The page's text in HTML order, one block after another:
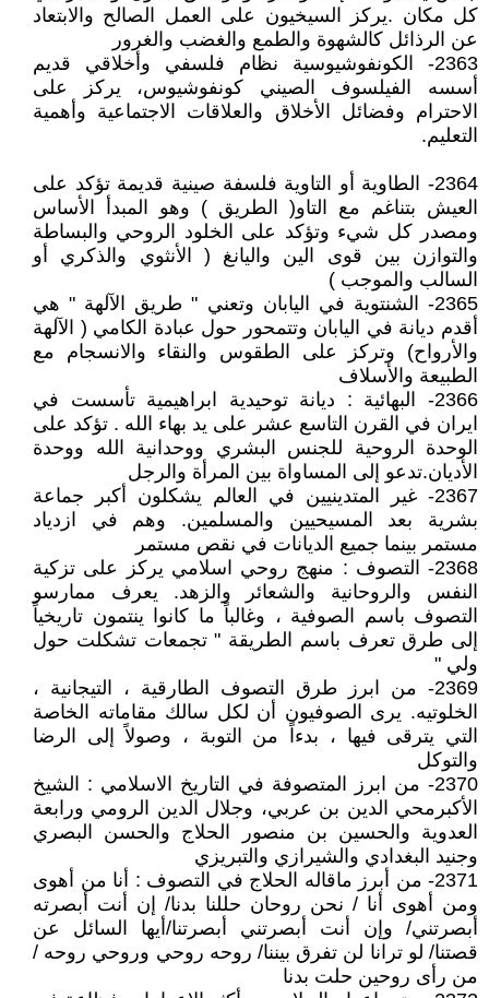
كل مكان .يركز السيخيون على العمل الصالح والابتعاد
عن الرذائل كالشهوة والطمع والغضب والغرور
2363- الكونفوشيوسية نظام فلسفي وأخلاقي قديم
أسسه الفيلسوف الصيني كونفوشيوس، يركز على
الاحترام وفضائل الأخلاق والعلاقات الاجتماعية وأهمية
التعليم.
2364- الطاوية أو التاوية فلسفة صينية قديمة تؤكد على
العيش بتناغم مع التاو( الطريق ) وهو المبدأ الأساس
ومصدر كل شيء وتؤكد على الخلود الروحي والبساطة
والتوازن بين قوى الين واليانغ ( الأنثوي والذكري أو
السالب والموجب )
2365- الشنتوية في اليابان وتعني " طريق الآلهة " هي
أقدم ديانة في اليابان وتتمحور حول عبادة الكامي ( الآلهة
والأرواح) وتركز على الطقوس والنقاء والانسجام مع
الطبيعة والأسلاف
2366- البهائية : ديانة توحيدية ابراهيمية تأسست في
ايران في القرن التاسع عشر على يد بهاء الله . تؤكد على
الوحدة الروحية للجنس البشري ووحدانية الله ووحدة
الأديان.تدعو إلى المساواة بين المرأة والرجل
2367- غير المتدينيين في العالم يشكلون أكبر جماعة
بشرية بعد المسيحيين والمسلمين. وهم في ازدياد
مستمر بينما جميع الديانات في نقص مستمر
2368- التصوف : منهج روحي اسلامي يركز على تزكية
النفس والروحانية والشعائر والزهد. يعرف ممارسو
التصوف باسم الصوفية ، وغالباً ما كانوا ينتمون تاريخياً
إلى طرق تعرف باسم الطريقة " تجمعات تشكلت حول
ولي "
2369- من ابرز طرق التصوف الطارقية ، التيجانية ،
الخلوتيه. يرى الصوفيون أن لكل سالك مقاماته الخاصة
التي يترقى فيها ، بدءاً من التوبة ، وصولاً إلى الرضا
والتوكل
2370- من ابرز المتصوفة في التاريخ الاسلامي : الشيخ
الأكبرمحي الدين بن عربي، وجلال الدين الرومي ورابعة
العدوية والحسين بن منصور الحلاج والحسن البصري
وجنيد البغدادي والشيرازي والتبريزي
2371- من أبرز ماقاله الحلاج في التصوف : أنا من أهوى
ومن أهوى أنا / نحن روحان حللنا بدنا/ إن أنت أبصرته
أبصرتني/ وإن أنت أبصرتني أبصرتنا/أيها السائل عن
قصتنا/ لو ترانا لن تفرق بيننا/ روحه روحي وروحي روحه /
من رأى روحين حلت بدنا